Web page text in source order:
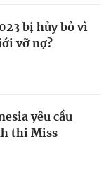
bị hủy bỏ vì
vỡ nợ?
yêu cầu
thi Miss